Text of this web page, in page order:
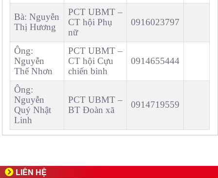
Bà: Nguyễn
Thị Hương
PCT UBMT –
CT hội Phụ
nữ
0916023797
Ông:
Nguyễn
Thế Nhơn
PCT UBMT –
CT hội Cựu
chiến binh
0914655444
Ông:
Nguyễn
Quý Nhật
Linh
PCT UBMT –
BT Đoàn xã
0914719559
LIÊN HỆ